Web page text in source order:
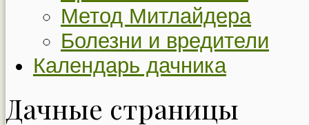
Метод Митлайдера
Болезни и вредители
Календарь дачника
Дачные страницы